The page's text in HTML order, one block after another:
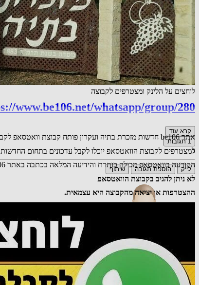
לוחצים על הלינק ומצטרפים לקבוצה
www.be106.net/whatsapp/group/280
אתר be106 חדשות מזכרת בתיה ועקרון פותח קבוצת וואטסאפ לקבלת עדכוני חדשות בוואטסאפ.
למצטרפים לקבוצת הוואטסאפ יוכלו לקבל עדכונים בתחום
ההודעה בוואטסאפ מכילה כותרת והידיעה המלאה בכתבה באתר be106.
לא ניתן להגיב בקבוצת הוואטסאפ
ההצטרפות או יציאה מהקבוצה היא עצמאית.
קרא עוד
1 תגובות
5
לייק הוספת תגובה שיתוף
אורח
רעיון חכם מאוד
19.01.26 19:49
תגובה